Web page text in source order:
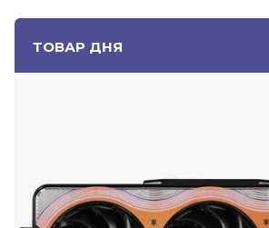
ТОВАР ДНЯ